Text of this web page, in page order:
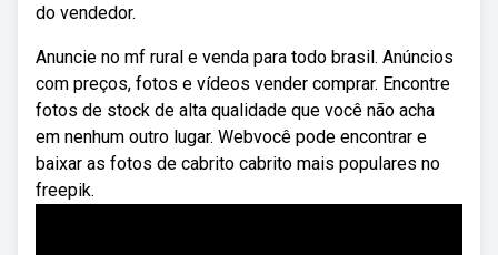
do vendedor.
Anuncie no mf rural e venda para todo brasil. Anúncios
com preços, fotos e vídeos vender comprar. Encontre
fotos de stock de alta qualidade que você não acha
em nenhum outro lugar. Webvocê pode encontrar e
baixar as fotos de cabrito cabrito mais populares no
freepik.